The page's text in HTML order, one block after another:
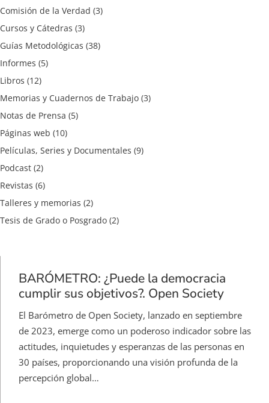
Comisión de la Verdad (3)
Cursos y Cátedras (3)
Guías Metodológicas (38)
Informes (5)
Libros (12)
Memorias y Cuadernos de Trabajo (3)
Notas de Prensa (5)
Páginas web (10)
Películas, Series y Documentales (9)
Podcast (2)
Revistas (6)
Talleres y memorias (2)
Tesis de Grado o Posgrado (2)
BARÓMETRO: ¿Puede la democracia
cumplir sus objetivos?. Open Society
El Barómetro de Open Society, lanzado en septiembre
de 2023, emerge como un poderoso indicador sobre las
actitudes, inquietudes y esperanzas de las personas en
30 países, proporcionando una visión profunda de la
percepción global…